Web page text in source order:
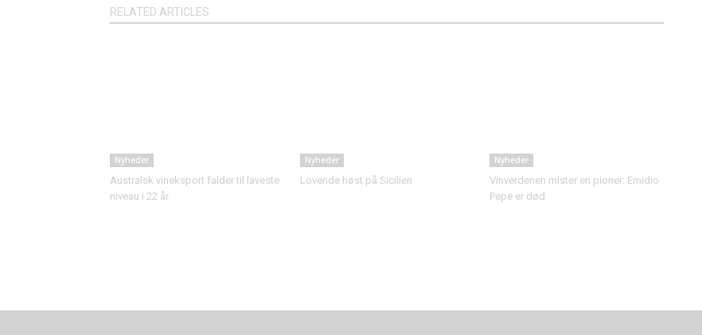
RELATED ARTICLES
Nyheder
Australsk vineksport falder til laveste
niveau i 22 år
Nyheder
Lovende høst på Sicilien
Nyheder
Vinverdenen mister en pioner: Emidio
Pepe er død